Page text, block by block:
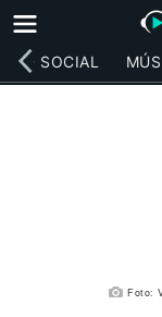
RED SOCIAL
Foto: